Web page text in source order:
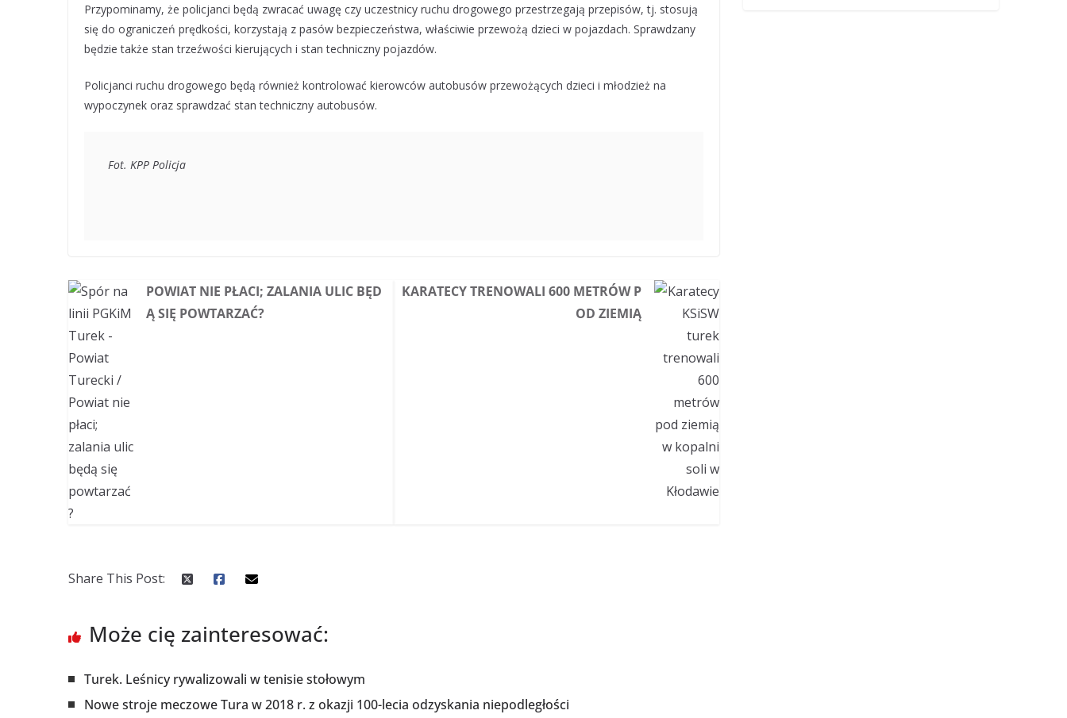
Przypominamy, że policjanci będą zwracać uwagę czy uczestnicy ruchu drogowego przestrzegają przepisów, tj. stosują
się do ograniczeń prędkości, korzystają z pasów bezpieczeństwa, właściwie przewożą dzieci w pojazdach. Sprawdzany
będzie także stan trzeźwości kierujących i stan techniczny pojazdów.
Policjanci ruchu drogowego będą również kontrolować kierowców autobusów przewożących dzieci i młodzież na
wypoczynek oraz sprawdzać stan techniczny autobusów.
Fot. KPP Policja
POWIAT NIE PŁACI; ZALANIA ULIC BĘD
Ą SIĘ POWTARZAĆ?
KARATECY TRENOWALI 600 METRÓW P
OD ZIEMIĄ
Share This Post:
Może cię zainteresować:
Turek. Leśnicy rywalizowali w tenisie stołowym
Nowe stroje meczowe Tura w 2018 r. z okazji 100-lecia odzyskania niepodległości